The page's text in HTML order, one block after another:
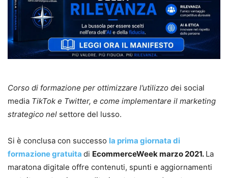
Corso di formazione per ottimizzare l’utilizzo dei social
media TikTok e Twitter, e come implementare il marketing
strategico nel settore del lusso.
Si è conclusa con successo la prima giornata di
formazione gratuita di EcommerceWeek marzo 2021. La
maratona digitale offre contenuti, spunti e aggiornamenti